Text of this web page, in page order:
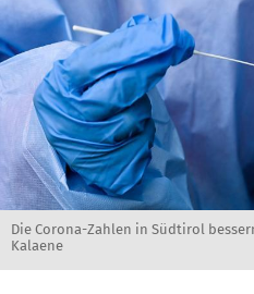
Die Corona-Zahlen in Südtirol
Kalaene